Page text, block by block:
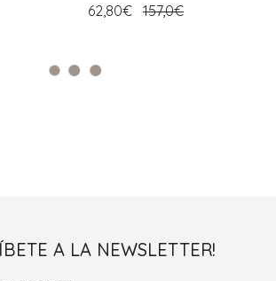
62,80€ 157,0€
A LA NEWSLETTER!